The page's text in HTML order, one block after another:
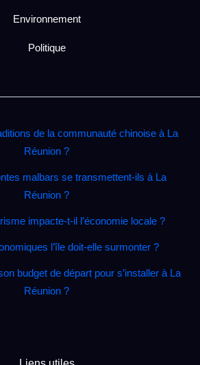
Environnement
Politique
de la communauté chinoise à La
Réunion ?
malbars se transmettent‑ils à La
Réunion ?
impacte‑t‑il l’économie locale ?
l’île doit‑elle surmonter ?
budget de départ pour s’installer à La
Réunion ?